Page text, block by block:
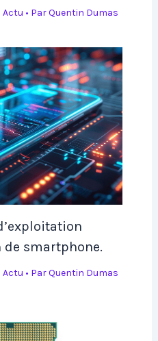
Actu • ParQuentin Dumas
de smartphone.
Actu • ParQuentin Dumas